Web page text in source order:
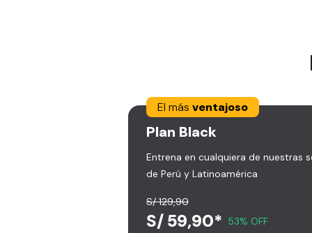
El más ventajoso
Plan Black
Entrena en cualquiera de nuestras
de Perú y Latinoamérica
S/ 129,90
S/ 59,90* 53% OFF